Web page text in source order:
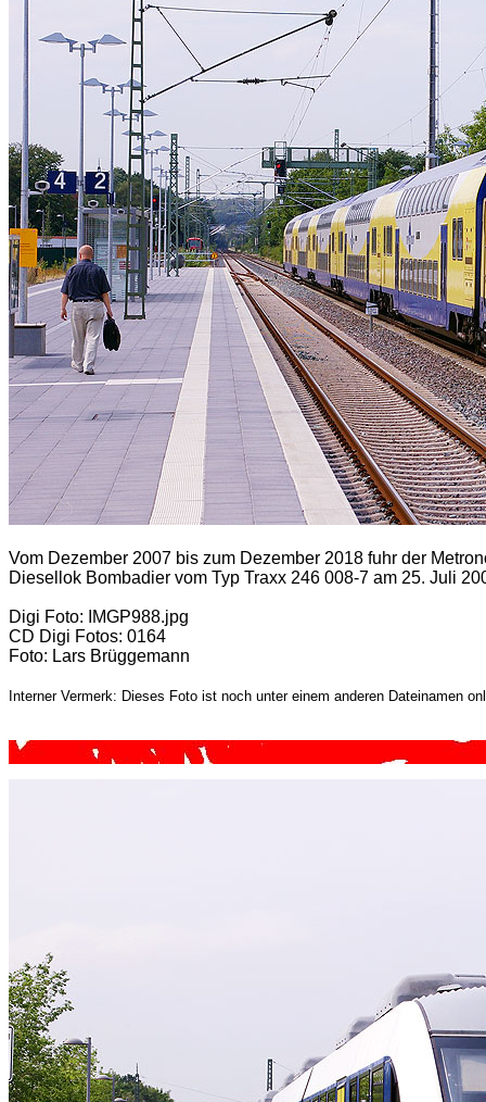
Vom Dezember 2007 bis zum Dezember 2018 fuhr der
Diesellok Bombadier vom Typ Traxx 246 008-7 am 25. Juli
Digi Foto: IMGP988.jpg
CD Digi Fotos: 0164
Foto: Lars Brüggemann
Interner Vermerk: Dieses Foto ist noch unter einem anderen Dateinamen